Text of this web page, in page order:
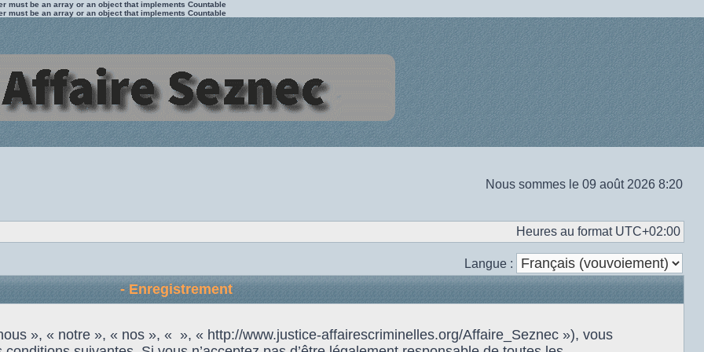
must be an array or an object that implements Countable
must be an array or an object that implements Countable
Nous sommes le 09 août 2026 8:20
Heures au format UTC+02:00
Langue :
- Enregistrement
», « notre », « nos », « », « http://www.justice-affairescriminelles.org/Affaire_Seznec »), vous